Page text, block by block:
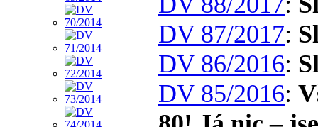
DV 87/2017:
DV 86/2016:
DV 85/2016: